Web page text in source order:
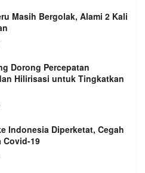
Masih Bergolak, Alami 2 Kali
Dorong Percepatan
Hilirisasi untuk Tingkatkan
Indonesia Diperketat, Cegah
Covid-19